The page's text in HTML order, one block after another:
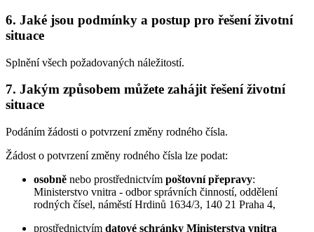
6. Jaké jsou podmínky a postup pro řešení životní
situace
Splnění všech požadovaných náležitostí.
7. Jakým způsobem můžete zahájit řešení životní
situace
Podáním žádosti o potvrzení změny rodného čísla.
Žádost o potvrzení změny rodného čísla lze podat:
osobně nebo prostřednictvím poštovní přepravy:
Ministerstvo vnitra - odbor správních činností, oddělení
rodných čísel, náměstí Hrdinů 1634/3, 140 21 Praha 4,
prostřednictvím datové schránky Ministerstva vnitra